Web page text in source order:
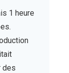
1 heure
des